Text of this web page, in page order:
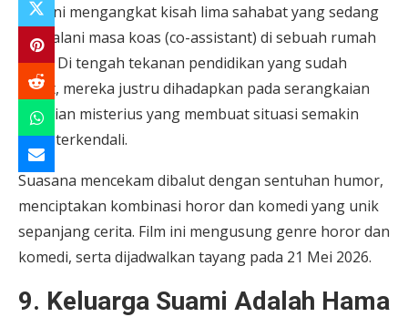
Film ini mengangkat kisah lima sahabat yang sedang
menjalani masa koas (co-assistant) di sebuah rumah
sakit. Di tengah tekanan pendidikan yang sudah
berat, mereka justru dihadapkan pada serangkaian
kejadian misterius yang membuat situasi semakin
tidak terkendali.
Suasana mencekam dibalut dengan sentuhan humor,
menciptakan kombinasi horor dan komedi yang unik
sepanjang cerita. Film ini mengusung genre horor dan
komedi, serta dijadwalkan tayang pada 21 Mei 2026.
9. Keluarga Suami Adalah Hama